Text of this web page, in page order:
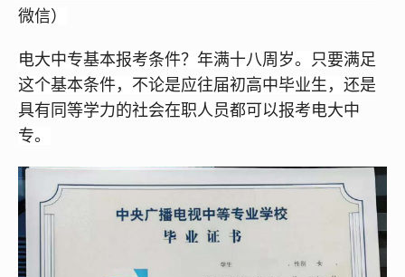
微信）
电大中专基本报考条件？年满十八周岁。只要满足
这个基本条件，不论是应往届初高中毕业生，还是
具有同等学力的社会在职人员都可以报考电大中
专。